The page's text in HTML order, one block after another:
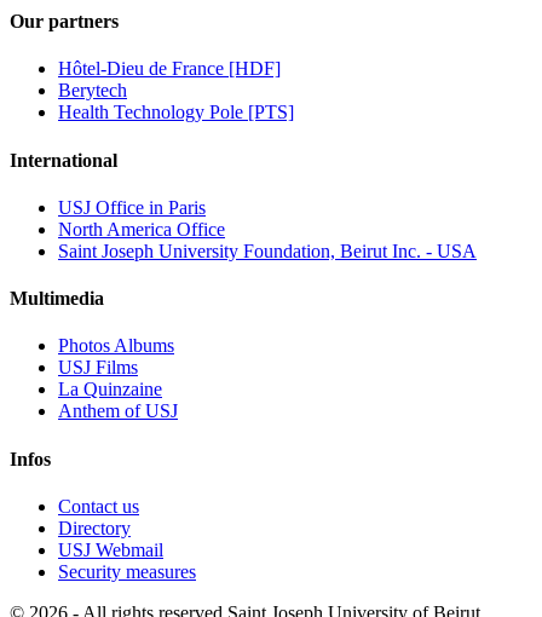
Our partners
Hôtel-Dieu de France [HDF]
Berytech
Health Technology Pole [PTS]
International
USJ Office in Paris
North America Office
Saint Joseph University Foundation, Beirut Inc. - USA
Multimedia
Photos Albums
USJ Films
La Quinzaine
Anthem of USJ
Infos
Contact us
Directory
USJ Webmail
Security measures
© 2026 - All rights reserved Saint Joseph University of Beirut